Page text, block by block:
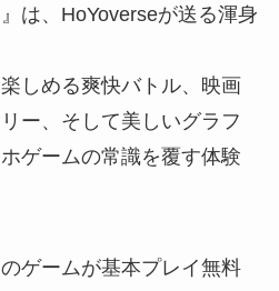
は、HoYoverseが送る渾身
しめる爽快バトル、映画
ー、そして美しいグラフ
ゲームの常識を覆す体験
ゲームが基本プレイ無料